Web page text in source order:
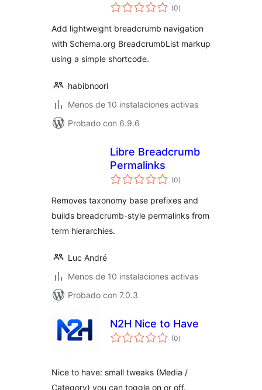
(0total
de
)
Add lightweight breadcrumb navigation
with Schema.org BreadcrumbList markup
using a simple shortcode.
habibnoori
Menos de 10 instalaciones activas
Probado con 6.9.6
Libre Breadcrumb
Permalinks
(0total
de
)
Removes taxonomy base prefixes and
builds breadcrumb-style permalinks from
term hierarchies.
Luc André
Menos de 10 instalaciones activas
Probado con 7.0.3
N2H Nice to Have
(0total
de
)
Nice to have: small tweaks (Media /
Category) you can toggle on or off.